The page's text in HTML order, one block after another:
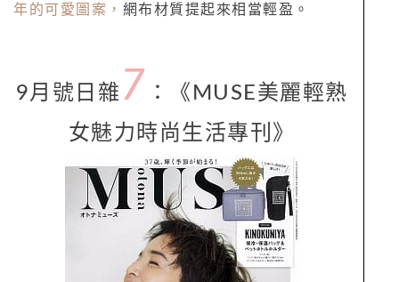
年的可愛圖案， 網布材質提起來相當輕盈。
9月號日雜 7 ： 《 MUSE美麗輕熟
女魅力時尚生活專刊 》